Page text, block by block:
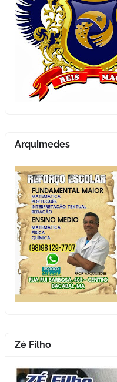
Arquimedes
Zé Filho